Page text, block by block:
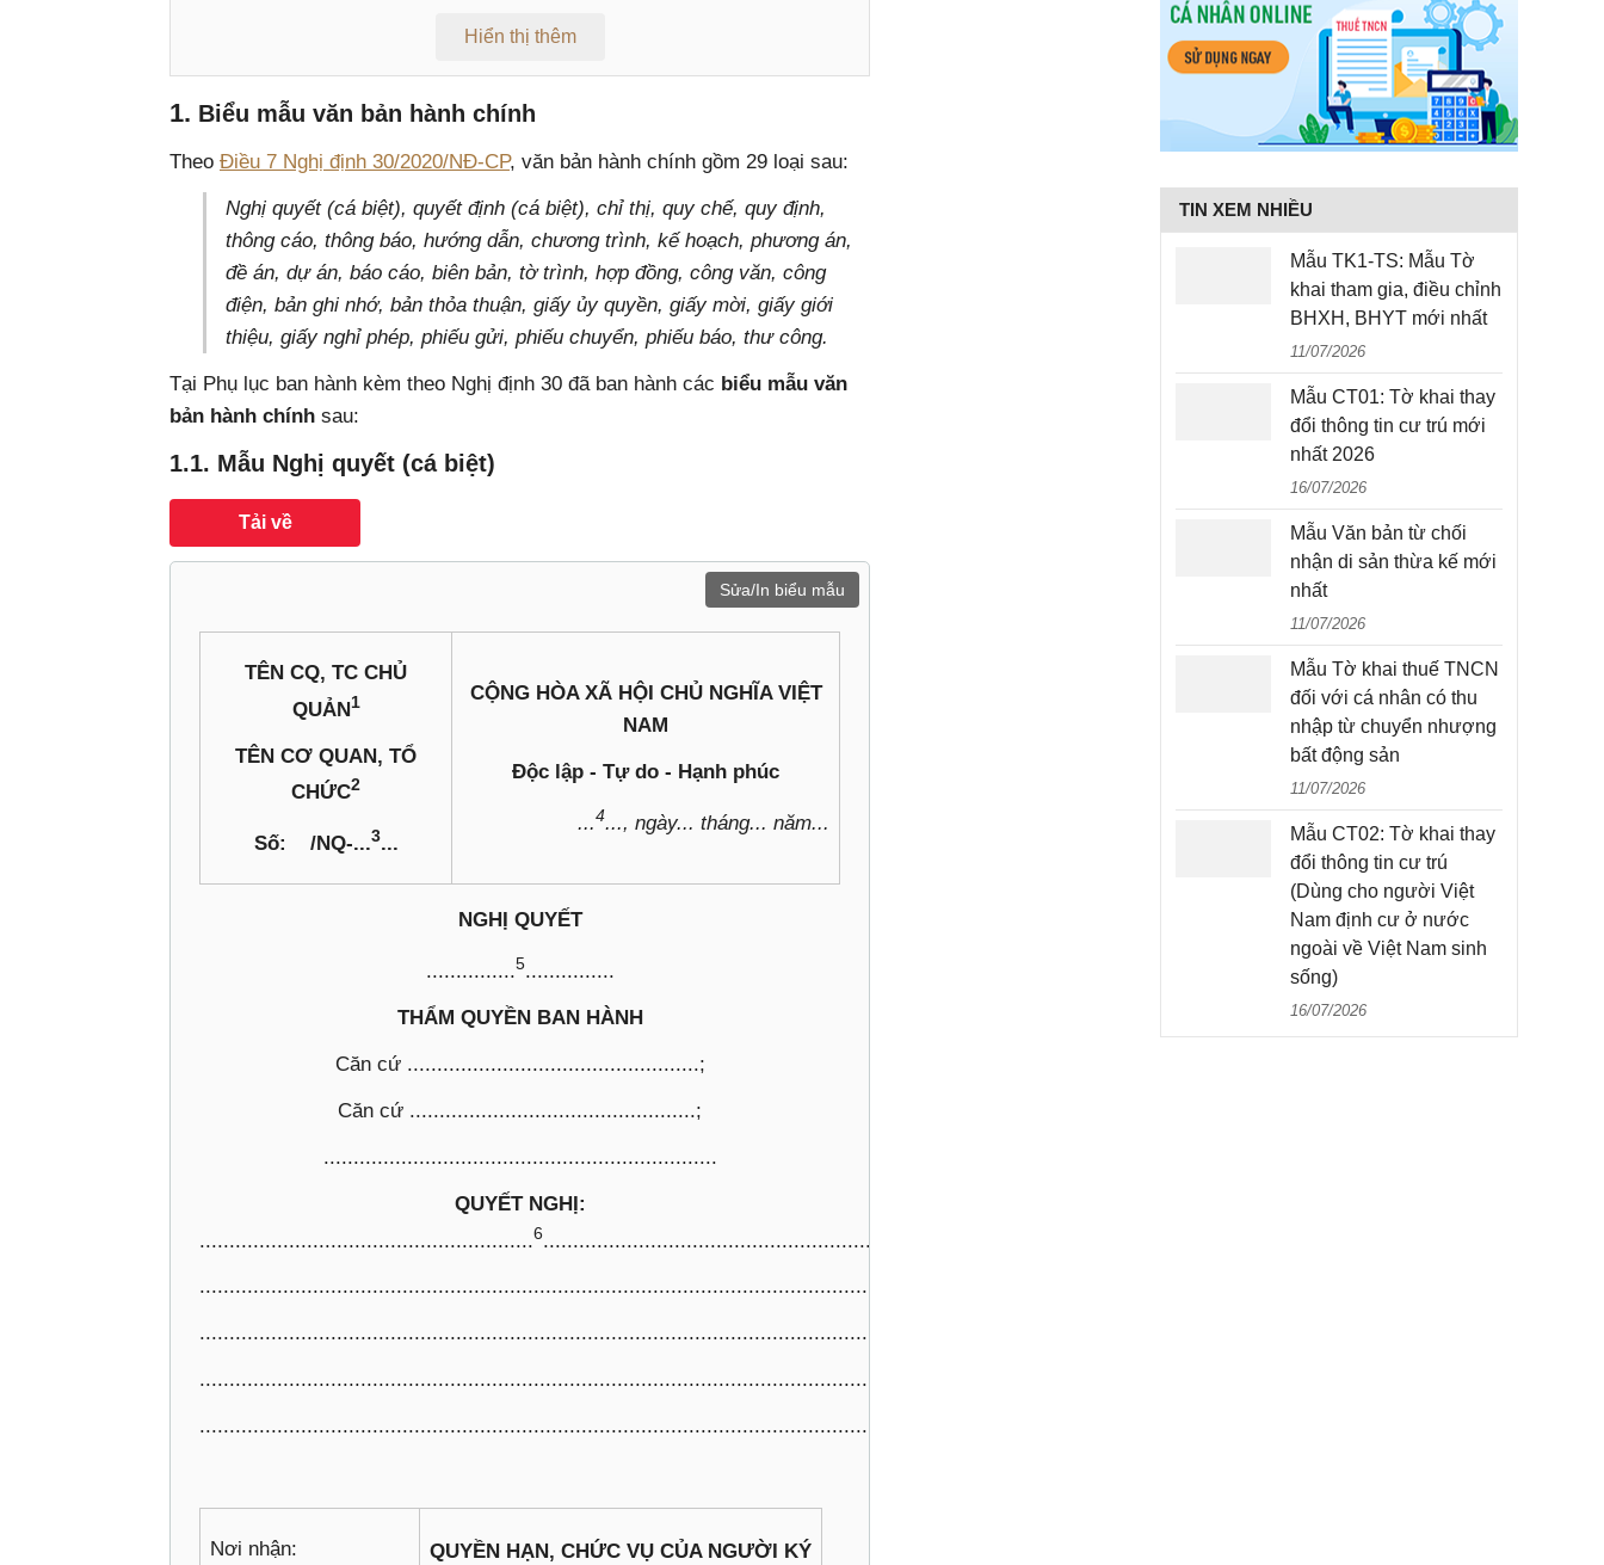
Hiển thị thêm
1. Biểu mẫu văn bản hành chính
Theo Điều 7 Nghị định 30/2020/NĐ-CP, văn bản hành chính gồm 29 loại sau:
Nghị quyết (cá biệt), quyết định (cá biệt), chỉ thị, quy chế, quy định,
thông cáo, thông báo, hướng dẫn, chương trình, kế hoạch, phương án,
đề án, dự án, báo cáo, biên bản, tờ trình, hợp đồng, công văn, công
điện, bản ghi nhớ, bản thỏa thuận, giấy ủy quyền, giấy mời, giấy giới
thiệu, giấy nghỉ phép, phiếu gửi, phiếu chuyển, phiếu báo, thư công.
Tại Phụ lục ban hành kèm theo Nghị định 30 đã ban hành các biểu mẫu văn
bản hành chính sau:
1.1. Mẫu Nghị quyết (cá biệt)
Tải về
Sửa/In biểu mẫu
TÊN CQ, TC CHỦ
QUẢN1
TÊN CƠ QUAN, TỔ
CHỨC2
Số: /NQ-...3...
CỘNG HÒA XÃ HỘI CHỦ NGHĨA VIỆT
NAM
Độc lập - Tự do - Hạnh phúc
...4..., ngày... tháng... năm...
NGHỊ QUYẾT
...............5...............
THẨM QUYỀN BAN HÀNH
Căn cứ .................................................;
Căn cứ ................................................;
..................................................................
QUYẾT NGHỊ:
........................................................6.....................................................................
.....................................................................................................................................
.....................................................................................................................................
.....................................................................................................................................
.................................................................................................................................../.
Nơi nhận: QUYỀN HẠN, CHỨC VỤ CỦA NGƯỜI KÝ
TIN XEM NHIỀU
Mẫu TK1-TS: Mẫu Tờ
khai tham gia, điều chỉnh
BHXH, BHYT mới nhất
11/07/2026
Mẫu CT01: Tờ khai thay
đổi thông tin cư trú mới
nhất 2026
16/07/2026
Mẫu Văn bản từ chối
nhận di sản thừa kế mới
nhất
11/07/2026
Mẫu Tờ khai thuế TNCN
đối với cá nhân có thu
nhập từ chuyển nhượng
bất động sản
11/07/2026
Mẫu CT02: Tờ khai thay
đổi thông tin cư trú
(Dùng cho người Việt
Nam định cư ở nước
ngoài về Việt Nam sinh
sống)
16/07/2026